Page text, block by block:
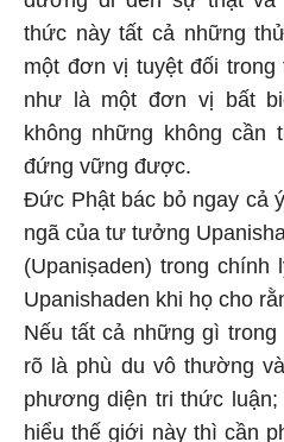
thức này tất cả những
một đơn vị tuyệt đối
như là một đơn vị bất
không những không cần
đứng vững được.
Đức Phật bác bỏ ngay cả
ngã của tư tưởng
(Upaniṣaden) trong chính
Upanishaden khi họ cho
Nếu tất cả những gì trong
rõ là phù du vô thường
phương diện tri thức
hiểu thế giới này thì cần